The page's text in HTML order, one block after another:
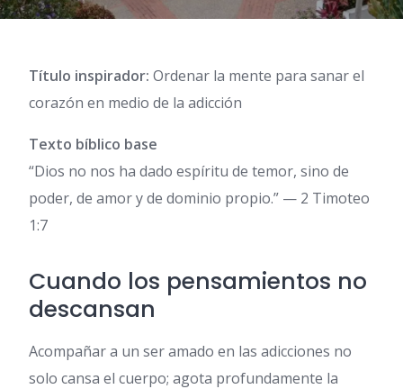
Título inspirador: Ordenar la mente para sanar el
corazón en medio de la adicción
Texto bíblico base
“Dios no nos ha dado espíritu de temor, sino de
poder, de amor y de dominio propio.” — 2 Timoteo
1:7
Cuando los pensamientos no
descansan
Acompañar a un ser amado en las adicciones no
solo cansa el cuerpo; agota profundamente la